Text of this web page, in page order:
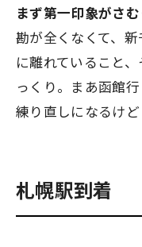
まず第一印象がさむ
勘が全くなくて、
に離れていること
っくり。まあ函館
練り直しになるけど
札幌駅到着